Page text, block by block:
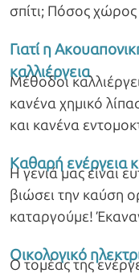
σπίτι; Πόσος χώρος
Γιατί η
καλλιέργεια
Μέθοδοι
κανένα χημικό
και κανένα
προϊόντων.
Καθαρή ενέργεια
Η γενιά μας είναι
βιώσει την καύση
καταργούμε!
Οικολογικό
Ο τομέας της